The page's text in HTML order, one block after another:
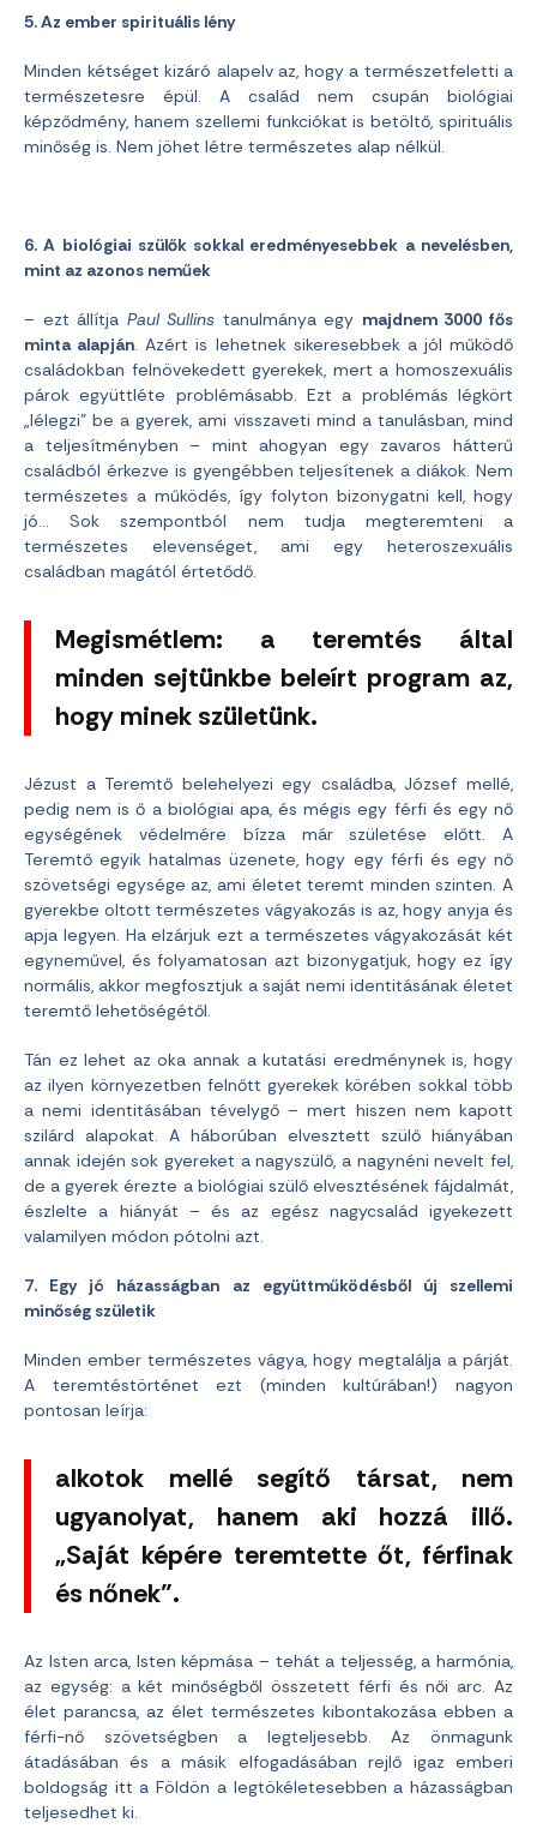
5. Az ember spirituális lény
Minden kétséget kizáró alapelv az, hogy a természetfeletti a
természetesre épül. A család nem csupán biológiai
képződmény, hanem szellemi funkciókat is betöltő, spirituális
minőség is. Nem jöhet létre természetes alap nélkül.
6. A biológiai szülők sokkal eredményesebbek a nevelésben,
mint az azonos neműek
– ezt állítja Paul Sullins tanulmánya egy majdnem 3000 fős
minta alapján. Azért is lehetnek sikeresebbek a jól működő
családokban felnövekedett gyerekek, mert a homoszexuális
párok együttléte problémásabb. Ezt a problémás légkört
„lélegzi” be a gyerek, ami visszaveti mind a tanulásban, mind
a teljesítményben – mint ahogyan egy zavaros hátterű
családból érkezve is gyengébben teljesítenek a diákok. Nem
természetes a működés, így folyton bizonygatni kell, hogy
jó… Sok szempontból nem tudja megteremteni a
természetes elevenséget, ami egy heteroszexuális
családban magától értetődő.
Megismétlem: a teremtés által
minden sejtünkbe beleírt program az,
hogy minek születünk.
Jézust a Teremtő belehelyezi egy családba, József mellé,
pedig nem is ő a biológiai apa, és mégis egy férfi és egy nő
egységének védelmére bízza már születése előtt. A
Teremtő egyik hatalmas üzenete, hogy egy férfi és egy nő
szövetségi egysége az, ami életet teremt minden szinten. A
gyerekbe oltott természetes vágyakozás is az, hogy anyja és
apja legyen. Ha elzárjuk ezt a természetes vágyakozását két
egyneművel, és folyamatosan azt bizonygatjuk, hogy ez így
normális, akkor megfosztjuk a saját nemi identitásának életet
teremtő lehetőségétől.
Tán ez lehet az oka annak a kutatási eredménynek is, hogy
az ilyen környezetben felnőtt gyerekek körében sokkal több
a nemi identitásában tévelygő – mert hiszen nem kapott
szilárd alapokat. A háborúban elvesztett szülő hiányában
annak idején sok gyereket a nagyszülő, a nagynéni nevelt fel,
de a gyerek érezte a biológiai szülő elvesztésének fájdalmát,
észlelte a hiányát – és az egész nagycsalád igyekezett
valamilyen módon pótolni azt.
7. Egy jó házasságban az együttműködésből új szellemi
minőség születik
Minden ember természetes vágya, hogy megtalálja a párját.
A teremtéstörténet ezt (minden kultúrában!) nagyon
pontosan leírja:
alkotok mellé segítő társat, nem
ugyanolyat, hanem aki hozzá illő.
„Saját képére teremtette őt, férfinak
és nőnek”.
Az Isten arca, Isten képmása – tehát a teljesség, a harmónia,
az egység: a két minőségből összetett férfi és női arc. Az
élet parancsa, az élet természetes kibontakozása ebben a
férfi-nő szövetségben a legteljesebb. Az önmagunk
átadásában és a másik elfogadásában rejlő igaz emberi
boldogság itt a Földön a legtökéletesebben a házasságban
teljesedhet ki.